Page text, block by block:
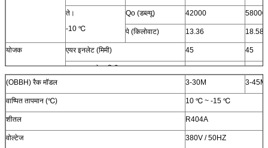
ते।
-10 ℃
Qo (डब्ल्यू) 42000 58000
पे (किलोवाट) 13.36 18.58
योजक एयर इनलेट (मिमी) 45 45
तरल आउटलेट (मिमी) 19 22
28 35
22
समग्र आयाम 1442
1100
(OBBH) रैक मॉडल 3-30M 3-45M
वाष्पित तापमान (℃) 10 ℃ ~ -15 ℃
शीतल R404A
वोल्टेज 380V / 50HZ